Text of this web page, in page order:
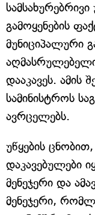
გამოყენების
მუნიციპალური
დააკავეს. ამის
სამინისტროს
ავრცელებს.
უწყების ცნობით,
დაკავებულები
მენეჯერი და
მენეჯერი,